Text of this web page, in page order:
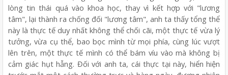
lòng tin thái quá vào khoa học, thay vì kết hợp với "lương
tâm", lại thành ra chống đối "lương tâm", anh ta thấy tổng thể
này là thực tế duy nhất không thể chối cãi, một thực tế vừa lý
tưởng, vừa cụ thể, bao bọc mình từ mọi phía, cùng lúc vượt
lên trên, một thực tế mình có thể bám víu vào mà không bị
cảm giác hụt hẫng. Đối với anh ta, cái thực tại này, hiển hiện